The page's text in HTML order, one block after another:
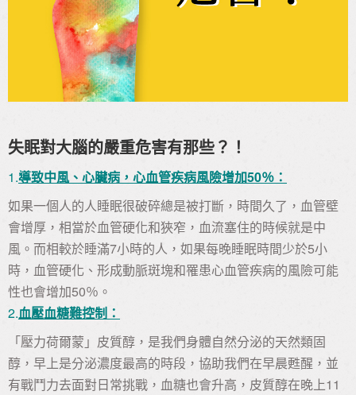
失眠對大腦的嚴重危害有那些？！
1.導致中風、心臟病，心血管疾病風險增加50％：
如果一個人的人睡眠很破碎總是被打斷，時間久了，血管壁
會增厚，相當於血管硬化和狹窄，血流塞住的時候就是中
風。而相較於睡滿7小時的人，如果每晚睡眠時間少於5小
時，血管硬化、形成動脈斑塊和罹患心血管疾病的風險可能
性也會增加50％。
2.血壓血糖難控制：
「壓力荷爾蒙」皮質醇，是我們身體自然分泌的天然類固
醇，早上是分泌濃度最高的時段，協助我們在早晨甦醒，並
有戰鬥力去面對日常挑戰，血糖也會升高，皮質醇在晚上11